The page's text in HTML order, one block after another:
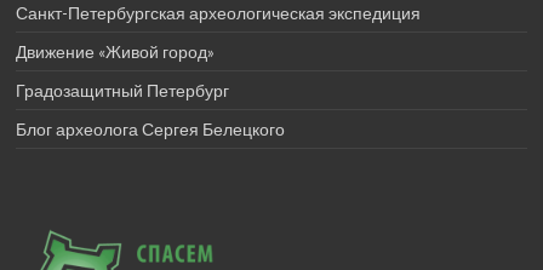
Санкт-Петербургская археологическая экспедиция
Движение «Живой город»
Градозащитный Петербург
Блог археолога Сергея Белецкого